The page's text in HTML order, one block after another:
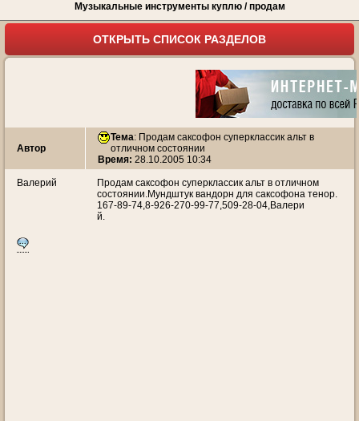
Музыкальные инструменты куплю / продам
ОТКРЫТЬ СПИСОК РАЗДЕЛОВ
Автор
Тема: Продам саксофон суперклассик альт в
отличном состоянии
Время: 28.10.2005 10:34
Валерий
Продам саксофон суперклассик альт в отличном
состоянии.Мундштук вандорн для саксофона тенор.
167-89-74,8-926-270-99-77,509-28-04,Валери
й.